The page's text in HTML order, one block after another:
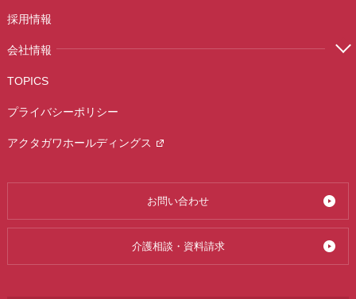
採用情報
会社情報
お問い合わせ
TOPICS
介護相談・資料請求
プライバシーポリシー
アクタガワホールディングス